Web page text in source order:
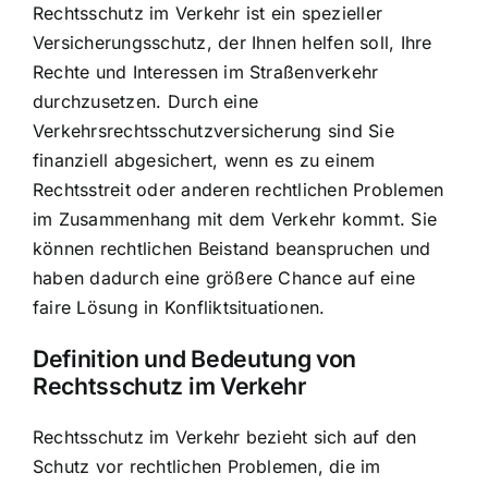
Rechtsschutz im Verkehr ist ein spezieller
Versicherungsschutz, der Ihnen helfen soll, Ihre
Rechte und Interessen im Straßenverkehr
durchzusetzen. Durch eine
Verkehrsrechtsschutzversicherung sind Sie
finanziell abgesichert, wenn es zu einem
Rechtsstreit oder anderen rechtlichen Problemen
im Zusammenhang mit dem Verkehr kommt. Sie
können rechtlichen Beistand beanspruchen und
haben dadurch eine größere Chance auf eine
faire Lösung in Konfliktsituationen.
Definition und Bedeutung von
Rechtsschutz im Verkehr
Rechtsschutz im Verkehr bezieht sich auf den
Schutz vor rechtlichen Problemen, die im